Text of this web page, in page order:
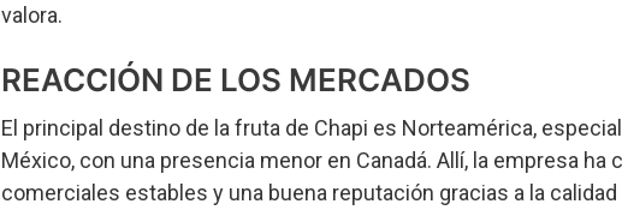
valora.
REACCIÓN DE LOS MERCADOS
El principal destino de la fruta de Chapi es Norteamérica,
México, con una presencia menor en Canadá. Allí, la empresa ha
comerciales estables y una buena reputación gracias a la